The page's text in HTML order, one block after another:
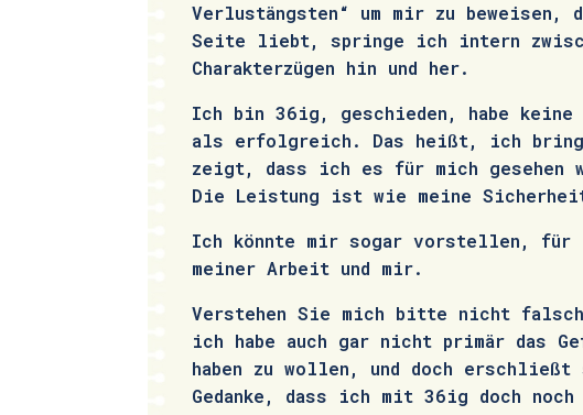
Verlustängsten“ um mir zu beweisen,
Seite liebt, springe ich intern
Charakterzügen hin und her.
Ich bin 36ig, geschieden, habe
als erfolgreich. Das heißt, ich
zeigt, dass ich es für mich gesehen
Die Leistung ist wie meine
Ich könnte mir sogar vorstellen,
meiner Arbeit und mir.
Verstehen Sie mich bitte nicht
ich habe auch gar nicht primär das
haben zu wollen, und doch
Gedanke, dass ich mit 36ig doch